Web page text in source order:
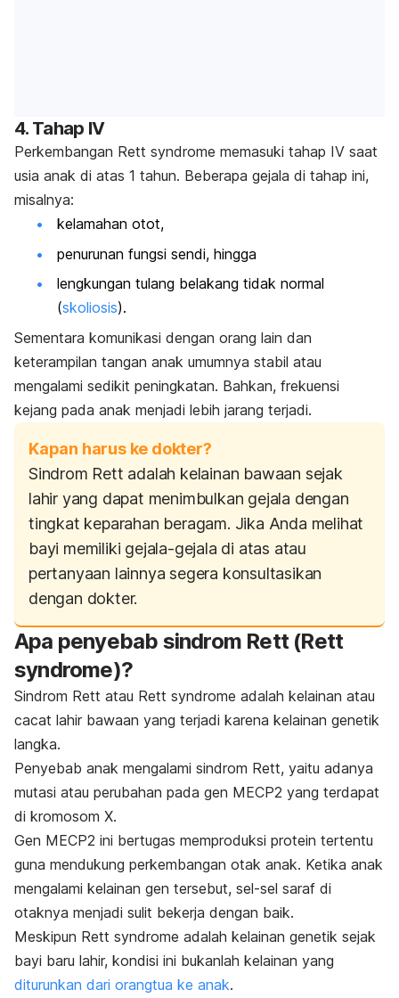
4. Tahap IV
Perkembangan Rett syndrome memasuki tahap IV saat
usia anak di atas 1 tahun. Beberapa gejala di tahap ini,
misalnya:
kelamahan otot,
penurunan fungsi sendi, hingga
lengkungan tulang belakang tidak normal
(skoliosis).
Sementara komunikasi dengan orang lain dan
keterampilan tangan anak umumnya stabil atau
mengalami sedikit peningkatan. Bahkan, frekuensi
kejang pada anak menjadi lebih jarang terjadi.
Kapan harus ke dokter?
Sindrom Rett adalah kelainan bawaan sejak
lahir yang dapat menimbulkan gejala dengan
tingkat keparahan beragam. Jika Anda melihat
bayi memiliki gejala-gejala di atas atau
pertanyaan lainnya segera konsultasikan
dengan dokter.
Apa penyebab sindrom Rett (Rett
syndrome)?
Sindrom Rett atau Rett syndrome adalah kelainan atau
cacat lahir bawaan yang terjadi karena kelainan genetik
langka.
Penyebab anak mengalami sindrom Rett, yaitu adanya
mutasi atau perubahan pada gen MECP2 yang terdapat
di kromosom X.
Gen MECP2 ini bertugas memproduksi protein tertentu
guna mendukung perkembangan otak anak. Ketika anak
mengalami kelainan gen tersebut, sel-sel saraf di
otaknya menjadi sulit bekerja dengan baik.
Meskipun Rett syndrome adalah kelainan genetik sejak
bayi baru lahir, kondisi ini bukanlah kelainan yang
diturunkan dari orangtua ke anak.